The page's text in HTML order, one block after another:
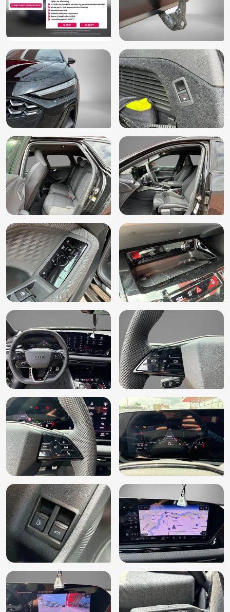
MMI experience plus (98R)
Multimedia-voorbereiding
Mythos zwart metallic (0E0E)
Oplaadmogelijkheid
Optiekpakket zwart (PAH)
Passagiersairbag
RDW-leges
Rijstrooksensor met correctie
Schakelmogelijkheid aan stuurwiel
S line dakspoiler (5J1)
Spiegelkappen hoogglans zwart (6FJ)
Spiegelkappen in carroseriekleur (6FA)
Sportonderstel (1BE)
Sportstoelen
Stof Kaskade met ruitenstiksel (N2Y)
Stuurbekrachtiging snelheidsafhankelijk
Stuurwiel multifunctioneel
Uitwijk assistent
Verkeersbord detectie
Vermoeidheids herkenning
Warmtewerend glas
Zij airbag(s) voor